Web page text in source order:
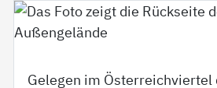
Gelegen im Österreichviertel